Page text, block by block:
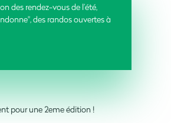
des rendez-vous de l’été,
des randos ouvertes à
pour une 2eme édition !